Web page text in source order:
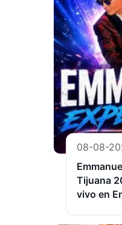
08-08-
Tijuana
vivo en